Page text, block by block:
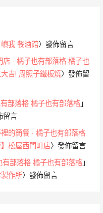
嶼我 餐酒館〉發佈留言
店 - 橘子也有部落格 橘子也
大吉! 周照子鐵板燒〉發佈留
部落格 橘子也有部落格 」
留言
的簡餐 - 橘子也有部落格
】松屋西門町店〉發佈留言
有部落格 橘子也有部落格 」
作所〉發佈留言